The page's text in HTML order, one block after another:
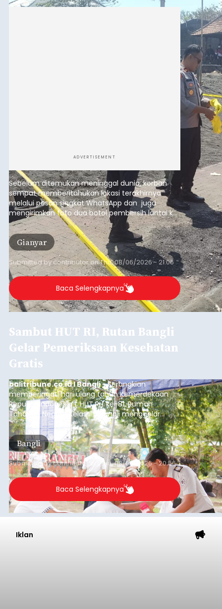
Submitted bycontributoronThu, 08/06/2026 - 21:06
Baca Selengkapnya
Sambut HUT RI, Rutan Bangli
Gelar Pemeriksaan Kesehatan
Gratis
balitribune.co.id I Bangli -Serangkian
memperingati hari ulang tahun Kemerdekaan
Tahanan Negara Kelas II B Bangli menggelar
kegiatan pemeriksaan kesehatan gratis, Rabu
(6/8/2026).
Bangli
Submitted bycontributoronThu, 08/06/2026 - 20:56
Baca Selengkapnya
Iklan